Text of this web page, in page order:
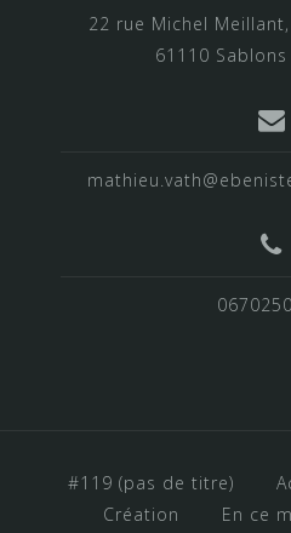
22 rue Michel
61110
#119 (pas de titre)
Création
En ce